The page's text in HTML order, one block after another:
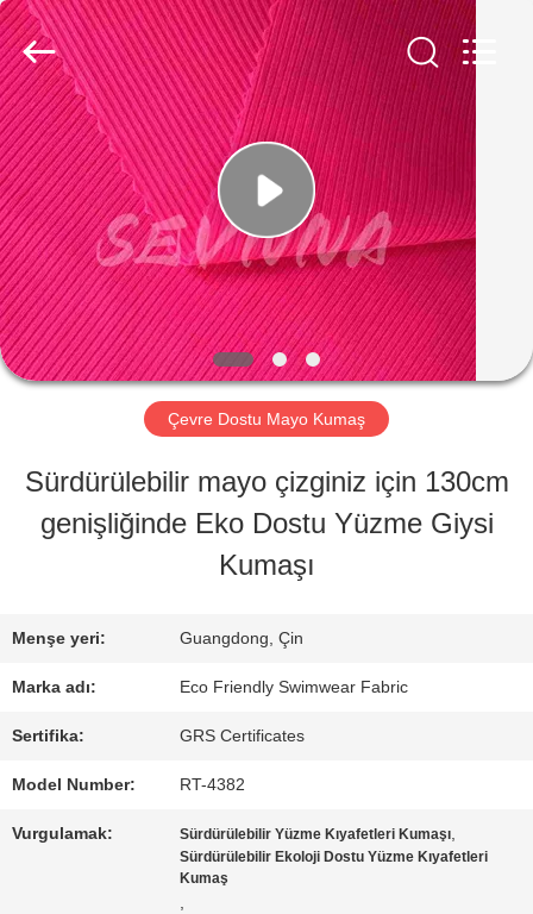
EV
ÜRÜN:%
S
VR
GÖSTERISI
HAKKIMIZDA
TURU
KONTROL
-
2026
SEVNNA
TEXTILE.
All
Rights
Reserved.
Çevre Dostu Mayo Kumaş
Sürdürülebilir mayo çizginiz için 130cm
genişliğinde Eko Dostu Yüzme Giysi
Kumaşı
Menşe yeri: Guangdong, Çin
Marka adı: Eco Friendly Swimwear Fabric
Sertifika: GRS Certificates
Model Number: RT-4382
Vurgulamak: Sürdürülebilir Yüzme Kıyafetleri Kumaşı,
Sürdürülebilir Ekoloji Dostu Yüzme Kıyafetleri
Kumaş
,